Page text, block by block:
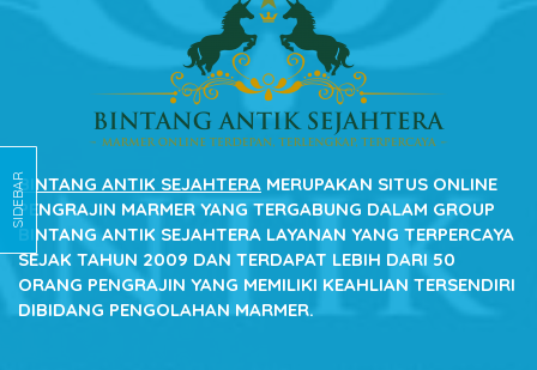
SIDEBARBINTANG ANTIK SEJAHTERA MERUPAKAN SITUS ONLINE
PENGRAJIN MARMER YANG TERGABUNG DALAM GROUP
BINTANG ANTIK SEJAHTERA LAYANAN YANG TERPERCAYA
SEJAK TAHUN 2009 DAN TERDAPAT LEBIH DARI 50
ORANG PENGRAJIN YANG MEMILIKI KEAHLIAN TERSENDIRI
DIBIDANG PENGOLAHAN MARMER.